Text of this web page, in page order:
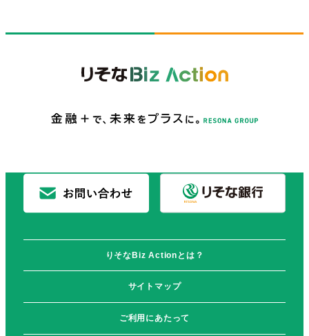
りそなBiz Actionとは？
サイトマップ
ご利用にあたって